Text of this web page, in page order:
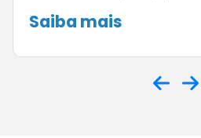
Saiba mais